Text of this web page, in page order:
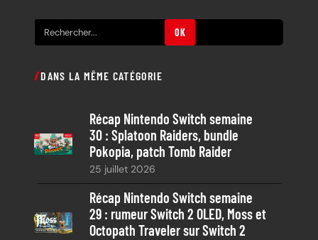
e
h
c
h
OK
DANS LA MÊME CATÉGORIE
Récap Nintendo Switch semaine
30 : Splatoon Raiders, bundle
Pokopia, patch Tomb Raider
25 juillet 2026
Récap Nintendo Switch semaine
29 : rumeur Switch 2 OLED, Moss et
Octopath Traveler sur Switch 2